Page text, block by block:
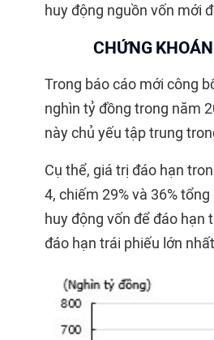
huy động nguồn vốn mới
CHỨNG
Trong báo cáo mới công
nghìn tỷ đồng trong năm
này chủ yếu tập trung
Cụ thể, giá trị đáo hạn
4, chiếm 29% và 36%
huy động vốn để đáo hạn
đáo hạn trái phiếu lớn